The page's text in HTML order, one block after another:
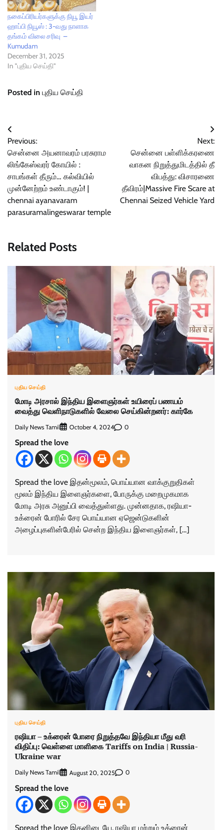
நகைப்பிரியர்களுக்கு நியூ இயர்
ஹாப்பி நியூஸ் : 3-வது நாளாக
தங்கம் விலை சரிவு –
Kumudam
December 31, 2025
In "புதிய செய்தி"
Posted in புதிய செய்தி
Post
navigation
Previous:
சென்னை அயனாவரம் பரசுராம
லிங்கேஸ்வரர் கோயில் :
சாபங்கள் தீரும்… கல்வியில்
முன்னேற்றம் உண்டாகும்! |
chennai ayanavaram
parasuramalingeswarar temple
Next:
சென்னை பள்ளிக்கரணை
வாகன நிறுத்துமிடத்தில் தீ
விபத்து: விசாரணை
தீவிரம்|Massive Fire Scare at
Chennai Seized Vehicle Yard
Related Posts
புதிய செய்தி
மோடி அரசால் இந்திய இளைஞர்கள் உயிரைப் பணயம்
வைத்து வெளிநாடுகளில் வேலை செய்கின்றனர்: கார்கே
Daily News Tamil October 4, 2024 0
Spread the love
Spread the love இதன்மூலம், பொய்யான வாக்குறுதிகள்
மூலம் இந்திய இளைஞர்களை, போருக்கு மறைமுகமாக
மோடி அரசு அனுப்பி வைத்துள்ளது. முன்னதாக, ரஷியா-
உக்ரைன் போரில் சேர பொய்யான ஏஜென்டுகளின்
அழைப்புகளின்பேரில் சென்ற இந்திய இளைஞர்கள், […]
புதிய செய்தி
ரஷியா – உக்ரைன் போரை நிறுத்தவே இந்தியா மீது வரி
விதிப்பு: வெள்ளை மாளிகை Tariffs on India | Russia-
Ukraine war
Daily News Tamil August 20, 2025 0
Spread the love
Spread the love இதனிடையே, ரஷியா மற்றும் உக்ரைன்